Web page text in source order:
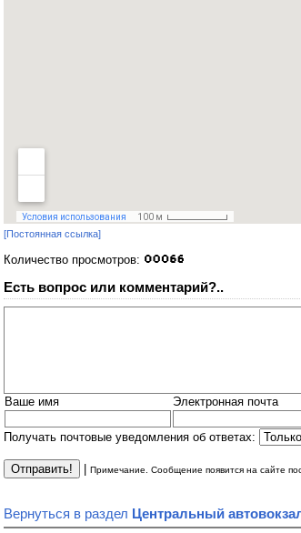
[Постоянная ссылка]
Количество просмотров:
Есть вопрос или комментарий?..
Ваше имя Электронная почта
Получать почтовые уведомления об ответах:
Примечание. Сообщение появится на сайте
Вернуться в раздел Центральный